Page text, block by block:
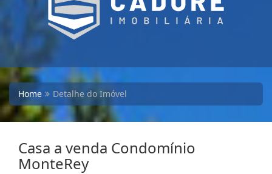
Home Detalhe do Imóvel
Casa a venda Condomínio
MonteRey